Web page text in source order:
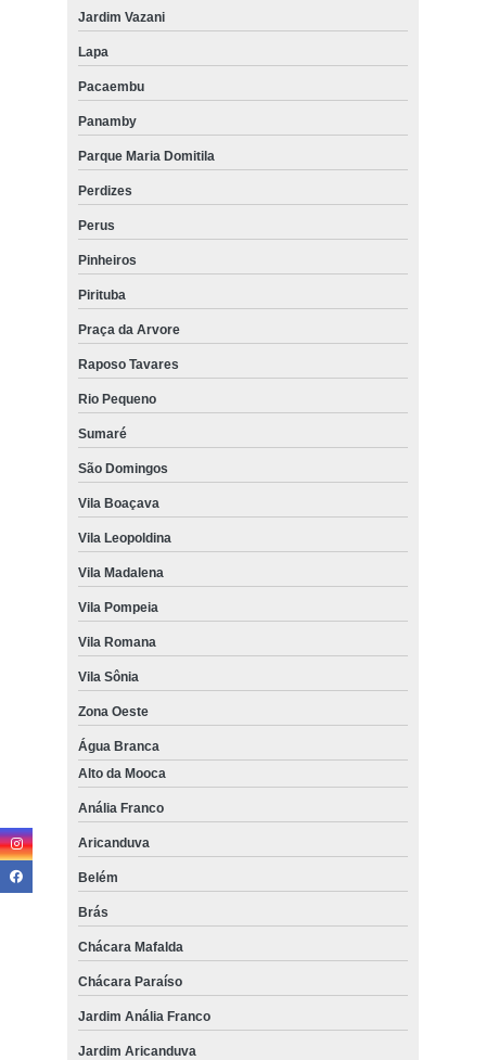
Jardim Vazani
Lapa
Pacaembu
Panamby
Parque Maria Domitila
Perdizes
Perus
Pinheiros
Pirituba
Praça da Arvore
Raposo Tavares
Rio Pequeno
Sumaré
São Domingos
Vila Boaçava
Vila Leopoldina
Vila Madalena
Vila Pompeia
Vila Romana
Vila Sônia
Zona Oeste
Água Branca
Alto da Mooca
Anália Franco
Aricanduva
Belém
Brás
Chácara Mafalda
Chácara Paraíso
Jardim Anália Franco
Jardim Aricanduva